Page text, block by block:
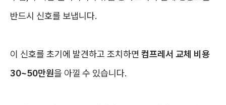
반드시 신호를 보냅니다.
이 신호를 초기에 발견하고 조치하면 컴프레서 교체 비용
30~50만원을 아낄 수 있습니다.